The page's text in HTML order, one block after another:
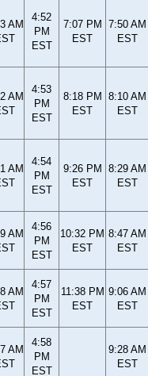
AM
4:52
PM
EST
7:07 PM
EST
7:50 AM
EST
AM
4:53
PM
EST
8:18 PM
EST
8:10 AM
EST
AM
4:54
PM
EST
9:26 PM
EST
8:29 AM
EST
AM
4:56
PM
EST
10:32 PM
EST
8:47 AM
EST
AM
4:57
PM
EST
11:38 PM
EST
9:06 AM
EST
AM
4:58
PM
EST
9:28 AM
EST